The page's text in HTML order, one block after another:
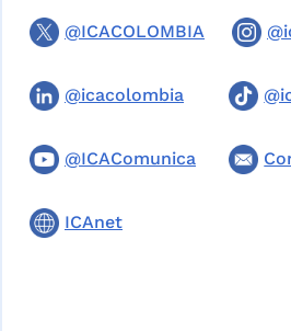
@ICACOLOMBIA
@icacolombia
@ICAComunica
ICAnet